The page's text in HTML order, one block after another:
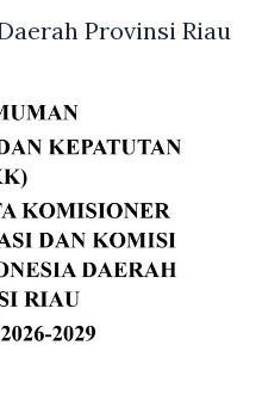
Provinsi Riau